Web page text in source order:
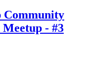
Community
Meetup - #3